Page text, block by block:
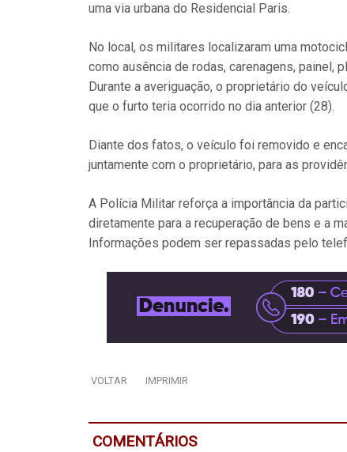
uma via urbana do Residencial Paris.
No local, os militares localizaram uma
como ausência de rodas, carenagens, painel,
Durante a averiguação, o proprietário do
que o furto teria ocorrido no dia anterior (28).
Diante dos fatos, o veículo foi removido e
juntamente com o proprietário, para as
A Polícia Militar reforça a importância da
diretamente para a recuperação de bens e a
Informações podem ser repassadas pelo
VOLTAR IMPRIMIR
COMENTÁRIOS